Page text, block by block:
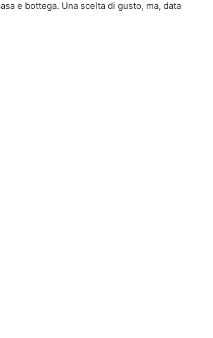
e bottega. Una scelta di gusto, ma, data